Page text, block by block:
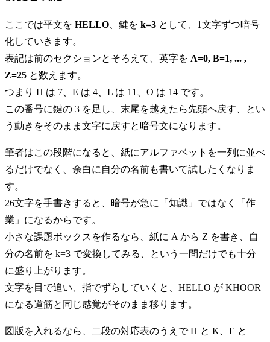
ここでは平文を HELLO 、鍵を k=3 として、1文字ずつ暗号
化していきます。
表記は前のセクションとそろえて、英字を A=0, B=1, ... ,
Z=25 と数えます。
つまり H は 7、E は 4、L は 11、O は 14 です。
この番号に鍵の 3 を足し、末尾を越えたら先頭へ戻す、とい
う動きをそのまま文字に戻すと暗号文になります。
筆者はこの段階になると、紙にアルファベットを一列に並べ
るだけでなく、余白に自分の名前も書いて試したくなりま
す。
26文字を手書きすると、暗号が急に「知識」ではなく「作
業」になるからです。
小さな課題ボックスを作るなら、紙に A から Z を書き、自
分の名前を k=3 で変換してみる、という一問だけでも十分
に盛り上がります。
文字を目で追い、指でずらしていくと、HELLO が KHOOR
になる道筋と同じ感覚がそのまま移ります。
図版を入れるなら、二段の対応表のうえで H と K、E と